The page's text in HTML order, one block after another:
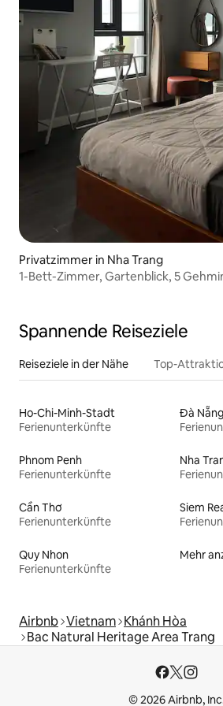
Privatzimmer in Nha Trang
1-Bett-Zimmer, Gartenblick, 5
Spannende Reiseziele
Reiseziele in der Nähe Top-
Ho-Chi-Minh-Stadt
Ferienunterkünfte
Đà Nẵng
Phnom Penh
Ferienunterkünfte
Nha
Cần Thơ
Ferienunterkünfte
Siem
Quy Nhon
Ferienunterkünfte
Mehr
Airbnb Vietnam Khánh Hòa
Bac Natural Heritage Area Trang
© 2026 Airbnb,